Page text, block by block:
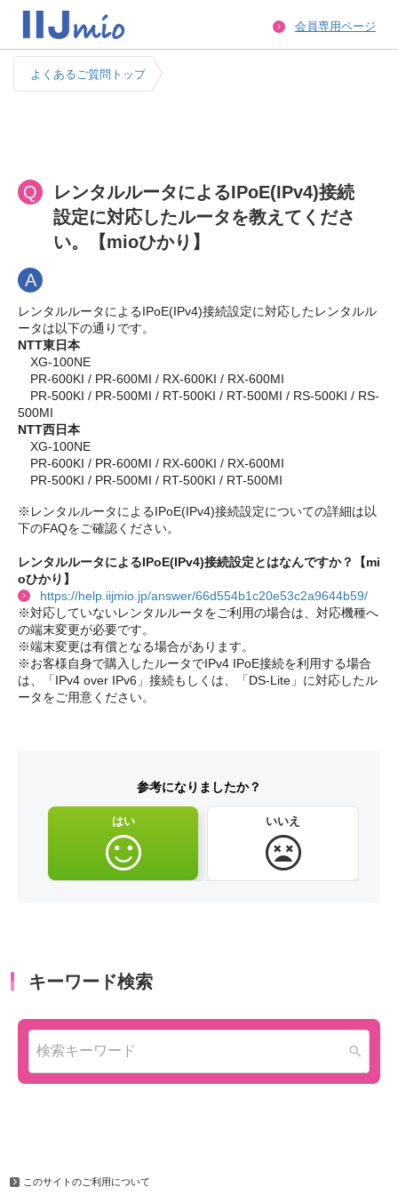
会員専用ページ
よくあるご質問トップ
Q
レンタルルータによるIPoE(IPv4)接続
設定に対応したルータを教えてくださ
い。【mioひかり】
A
レンタルルータによるIPoE(IPv4)接続設定に対応したレンタルル
ータは以下の通りです。
NTT東日本
XG-100NE
PR-600KI / PR-600MI / RX-600KI / RX-600MI
PR-500KI / PR-500MI / RT-500KI / RT-500MI / RS-500KI / RS-
500MI
NTT西日本
XG-100NE
PR-600KI / PR-600MI / RX-600KI / RX-600MI
PR-500KI / PR-500MI / RT-500KI / RT-500MI
※レンタルルータによるIPoE(IPv4)接続設定についての詳細は以
下のFAQをご確認ください。
レンタルルータによるIPoE(IPv4)接続設定とはなんですか？【mi
oひかり】
https://help.iijmio.jp/answer/66d554b1c20e53c2a9644b59/
※対応していないレンタルルータをご利用の場合は、対応機種へ
の端末変更が必要です。
※端末変更は有償となる場合があります。
※お客様自身で購入したルータでIPv4 IPoE接続を利用する場合
は、「IPv4 over IPv6」接続もしくは、「DS-Lite」に対応したル
ータをご用意ください。
参考になりましたか？
はい いいえ
このサイトのご利用について